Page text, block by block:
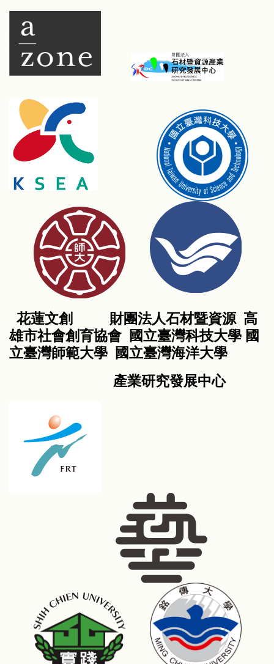
花蓮文創 財團法人石材暨資源 高
雄市社會創育協會 國立臺灣科技大學 國
立臺灣師範大學 國立臺灣海洋大學
產業研究發展中心